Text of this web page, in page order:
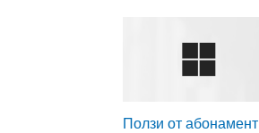
Ползи от абонамент